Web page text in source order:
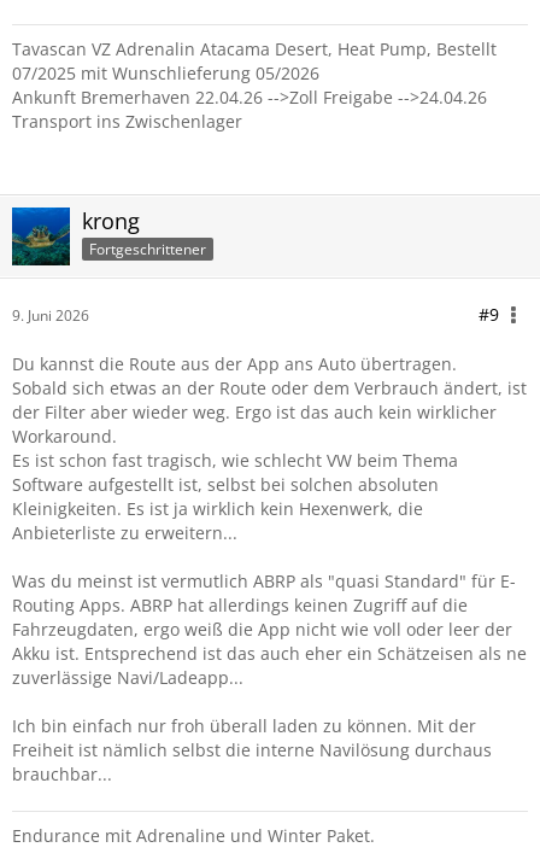
Tavascan VZ Adrenalin Atacama Desert, Heat Pump, Bestellt
07/2025 mit Wunschlieferung 05/2026
Ankunft Bremerhaven 22.04.26 -->Zoll Freigabe -->24.04.26
Transport ins Zwischenlager
krong
Fortgeschrittener
9. Juni 2026 #9
Du kannst die Route aus der App ans Auto übertragen.
Sobald sich etwas an der Route oder dem Verbrauch ändert, ist
der Filter aber wieder weg. Ergo ist das auch kein wirklicher
Workaround.
Es ist schon fast tragisch, wie schlecht VW beim Thema
Software aufgestellt ist, selbst bei solchen absoluten
Kleinigkeiten. Es ist ja wirklich kein Hexenwerk, die
Anbieterliste zu erweitern...
Was du meinst ist vermutlich ABRP als "quasi Standard" für E-
Routing Apps. ABRP hat allerdings keinen Zugriff auf die
Fahrzeugdaten, ergo weiß die App nicht wie voll oder leer der
Akku ist. Entsprechend ist das auch eher ein Schätzeisen als ne
zuverlässige Navi/Ladeapp...
Ich bin einfach nur froh überall laden zu können. Mit der
Freiheit ist nämlich selbst die interne Navilösung durchaus
brauchbar...
Endurance mit Adrenaline und Winter Paket.